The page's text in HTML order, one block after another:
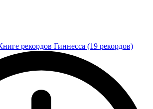
рекордов Гиннесса (19 рекордов)